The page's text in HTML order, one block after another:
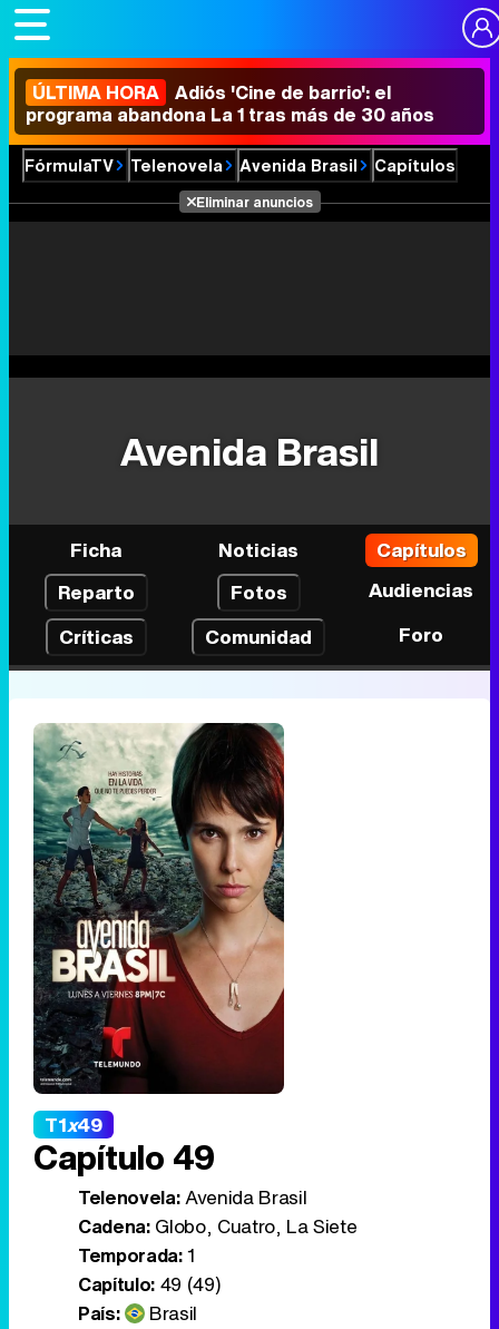
ÚLTIMA HORA Adiós 'Cine de barrio': el
programa abandona La 1 tras más de 30 años
FórmulaTV Telenovela Avenida Brasil Capítulos
Eliminar anuncios
Avenida Brasil
Ficha Noticias
Capítulos
Reparto
Fotos
Audiencias
Críticas
Comunidad Foro
T1x49
Capítulo 49
Telenovela:Avenida Brasil
Cadena:Globo, Cuatro, La Siete
Temporada:1
Capítulo:49 (49)
País:
Brasil